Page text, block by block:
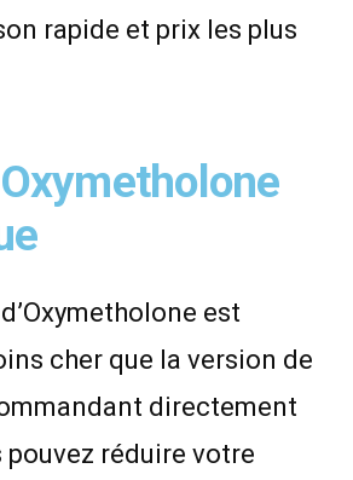
rapide et prix les plus
est
cher que la version de
directement
pouvez réduire votre